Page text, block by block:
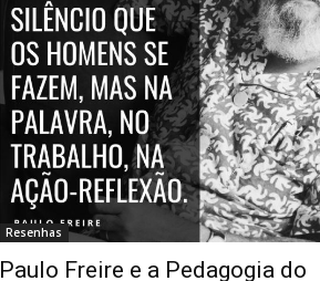
Resenhas
Paulo Freire e a Pedagogia do